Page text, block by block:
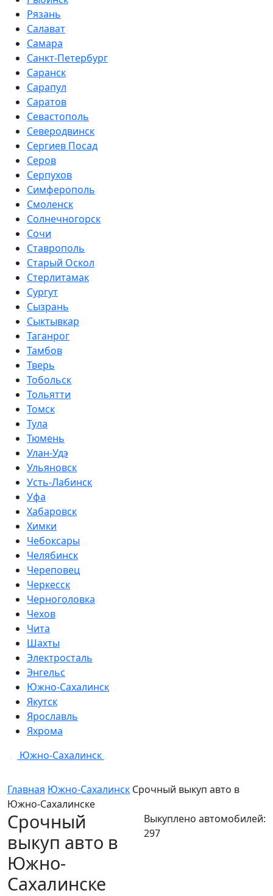
Рязань
Салават
Самара
Санкт-Петербург
Саранск
Сарапул
Саратов
Севастополь
Северодвинск
Сергиев Посад
Серов
Серпухов
Симферополь
Смоленск
Солнечногорск
Сочи
Ставрополь
Старый Оскол
Стерлитамак
Сургут
Сызрань
Сыктывкар
Таганрог
Тамбов
Тверь
Тобольск
Тольятти
Томск
Тула
Тюмень
Улан-Удэ
Ульяновск
Усть-Лабинск
Уфа
Хабаровск
Химки
Чебоксары
Челябинск
Череповец
Черкесск
Черноголовка
Чехов
Чита
Шахты
Электросталь
Энгельс
Южно-Сахалинск
Якутск
Ярославль
Яхрома
Южно-Сахалинск
Главная Южно-Сахалинск Срочный выкуп авто в
Южно-Сахалинске
Срочный
выкуп авто в
Южно-
Сахалинске
Выкуплено автомобилей:
297